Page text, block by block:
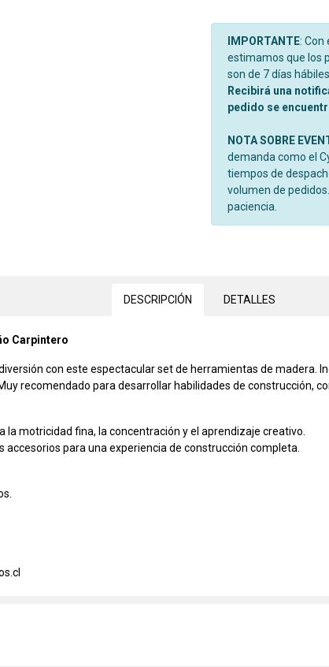
IMPORTANTE:
estimamos que los
son de 7 días
Recibirá una
pedido se
NOTA SOBRE
demanda como el
tiempos de
volumen de
paciencia.
DESCRIPCIÓN DETALLES
Carpintero
con este espectacular set de herramientas de madera.
recomendado para desarrollar habilidades de construcción,
la motricidad fina, la concentración y el aprendizaje creativo.
accesorios para una experiencia de construcción completa.